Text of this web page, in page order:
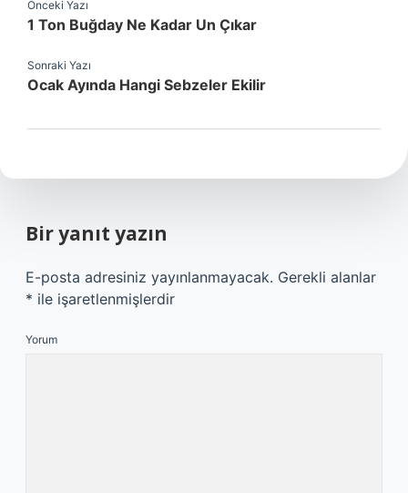
Önceki Yazı
1 Ton Buğday Ne Kadar Un Çıkar
Sonraki Yazı
Ocak Ayında Hangi Sebzeler Ekilir
Bir yanıt yazın
E-posta adresiniz yayınlanmayacak. Gerekli alanlar
* ile işaretlenmişlerdir
Yorum